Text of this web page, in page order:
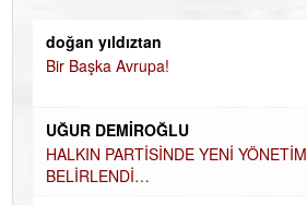
doğan yıldıztan
Bir Başka Avrupa!
UĞUR DEMİROĞLU
HALKIN PARTİSİNDE YENİ YÖNETİM
BELİRLENDİ…